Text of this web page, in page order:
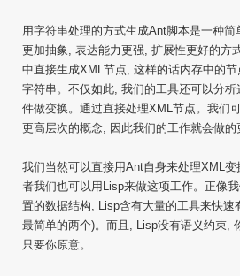
用字符串处理的方式生成Ant脚本是一种
更加抽象, 表达能力更强, 扩展性更好的方
中直接生成XML节点, 这样的话内存中的
字符串。不仅如此, 我们的工具还可以分
件做变换。通过直接处理XML节点。我们
更高层次的概念, 因此我们的工作就会做的
我们当然可以直接用Ant自身来处理XML
者我们也可以用Lisp来做这项工作。正像
置的数据结构, Lisp含有大量的工具来快速
最简单的两个)。而且, Lisp没有语义约束,
只要你原意。